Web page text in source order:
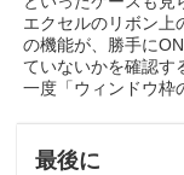
エクセルのリボン上
の機能が、勝手に
ていないかを確認す
一度「ウィンドウ枠
最後に